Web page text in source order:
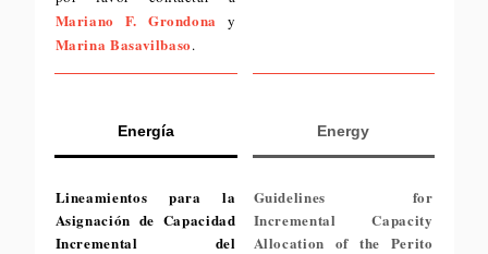
Mariano F. Grondona y
Marina Basavilbaso.
Energía Energy
Lineamientos para la
Asignación de Capacidad
Incremental del
Guidelines for
Incremental Capacity
Allocation of the Perito